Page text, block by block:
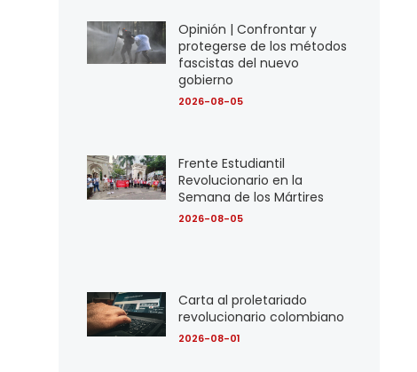
Opinión | Confrontar y
protegerse de los métodos
fascistas del nuevo
gobierno
2026-08-05
Frente Estudiantil
Revolucionario en la
Semana de los Mártires
2026-08-05
Carta al proletariado
revolucionario colombiano
2026-08-01